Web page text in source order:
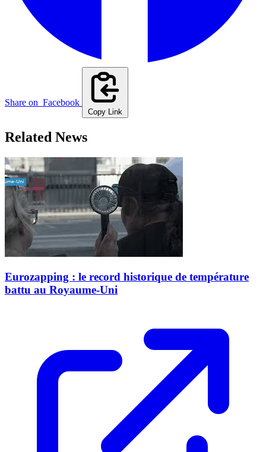
Share on Facebook
Copy Link
Related News
Eurozapping : le record historique de température
battu au Royaume-Uni